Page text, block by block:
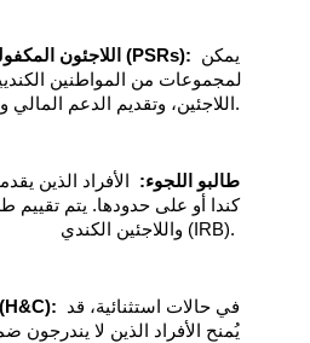
اللاجئون المكفولون من القطاع الخاص (PSRs):
يمكن
طالبو اللجوء:
واللاجئين الكندي (IRB).
الأسباب الإنسانية والرأفة (H&C):
في حالات استثنائية، قد